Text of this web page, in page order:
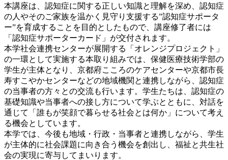
本講座は、認知症に関する正しい知識と理解を深め、認知症
の人やそのご家族を温かく見守り支援する”認知症サポータ
ー”を育成することを目的としたもので、講座修了者には
「認知症サポーターカード」が交付されます。
本学社会連携センターが展開する「オレンジプロジェクト」
の一環として実施する本取り組みでは、保健医療技術学部の
学生が主体となり、京都府こころのケアセンターや京都市長
寿すこやかセンターなどの地域機関と連携しながら、認知症
の当事者の方々との交流も行います。学生たちは、認知症の
基礎知識や当事者への接し方について学ぶとともに、対話を
通じて「誰もが笑顔で暮らせる社会とは何か」について考え
る機会としています。
本学では、今後も地域・行政・当事者と連携しながら、学生
が主体的に社会課題に向き合う機会を創出し、福祉と共生社
会の実現に寄与してまいります。